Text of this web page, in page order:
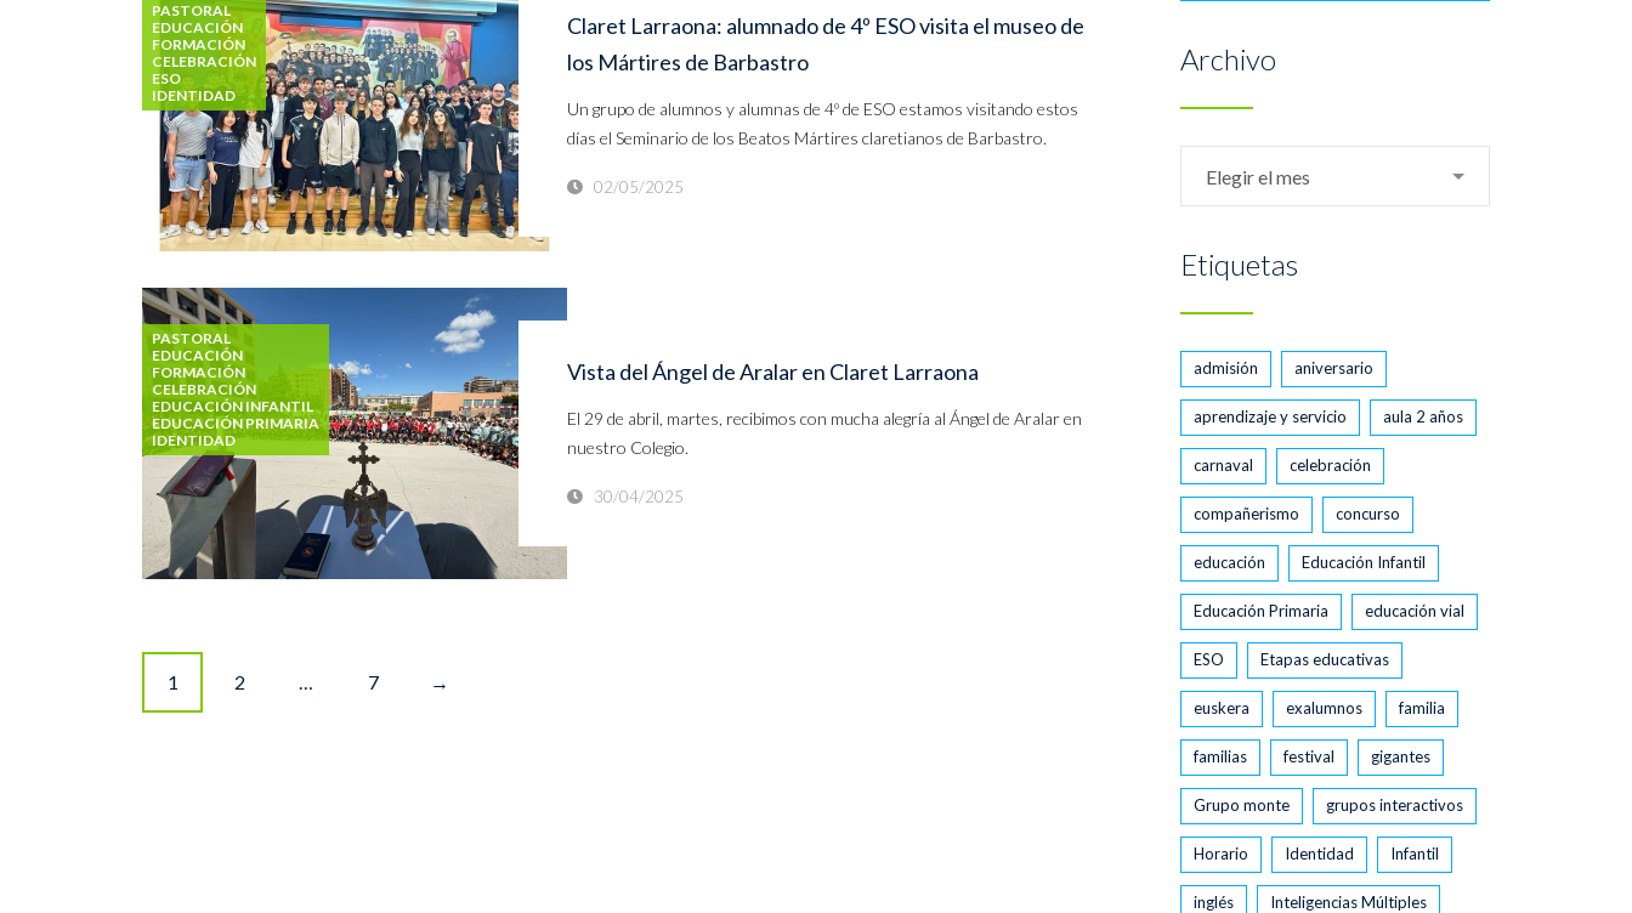
PASTORAL
EDUCACIÓN
FORMACIÓN
CELEBRACIÓN
ESO
IDENTIDAD
Claret Larraona: alumnado de 4º ESO visita el museo de
los Mártires de Barbastro
Un grupo de alumnos y alumnas de 4º de ESO estamos visitando estos
días el Seminario de los Beatos Mártires claretianos de Barbastro.
02/05/2025
PASTORAL
EDUCACIÓN
FORMACIÓN
CELEBRACIÓN
EDUCACIÓN INFANTIL
EDUCACIÓN PRIMARIA
IDENTIDAD
Vista del Ángel de Aralar en Claret Larraona
El 29 de abril, martes, recibimos con mucha alegría al Ángel de Aralar en
nuestro Colegio.
30/04/2025
Posts
1 2 … 7 →
Archivo
Elegir el mes
Etiquetas
admisión aniversario
aprendizaje y servicio aula 2 años
carnaval celebración
compañerismo concurso
educación Educación Infantil
Educación Primaria educación vial
ESO Etapas educativas
euskera exalumnos familia
familias festival gigantes
Grupo monte grupos interactivos
Horario Identidad Infantil
inglés Inteligencias Múltiples